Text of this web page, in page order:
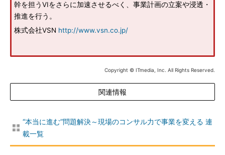
幹を担うVIをさらに加速させるべく、事業計画の立案や浸透・
推進を行う。
株式会社VSN http://www.vsn.co.jp/
Copyright © ITmedia, Inc. All Rights Reserved.
関連情報
“本当に進む”問題解決～現場のコンサル力で事業を変える 連
載一覧